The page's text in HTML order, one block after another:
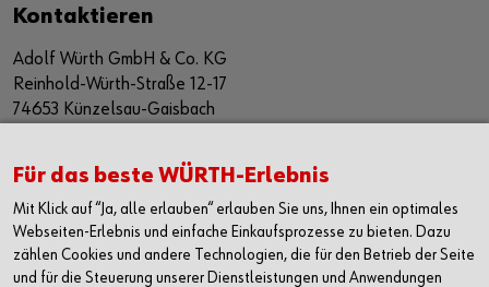
Kontaktieren
Adolf Würth GmbH & Co. KG
Reinhold-Würth-Straße 12-17
74653 Künzelsau-Gaisbach
Alle Kontaktmöglichkeiten
+49 7940 15-2400
info@wuerth.com
Für das beste WÜRTH-Erlebnis
Mit Klick auf “Ja, alle erlauben“ erlauben Sie uns, Ihnen ein optimales
Webseiten-Erlebnis und einfache Einkaufsprozesse zu bieten. Dazu
zählen Cookies und andere Technologien, die für den Betrieb der Seite
und für die Steuerung unserer Dienstleistungen und Anwendungen